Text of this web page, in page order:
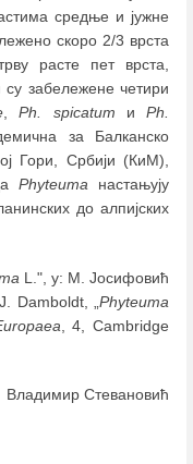
средње и јужне
скоро 2/3 врста
расте пет врста,
забележене четири
,Ph. spicatum и Ph.
за Балканско
Гори, Србији (КиМ),
Phyteumанастањују
до алпијских
L.", у: М. Јосифовић
Damboldt, „Phyteuma
, 4, Cambridge
Владимир Стевановић